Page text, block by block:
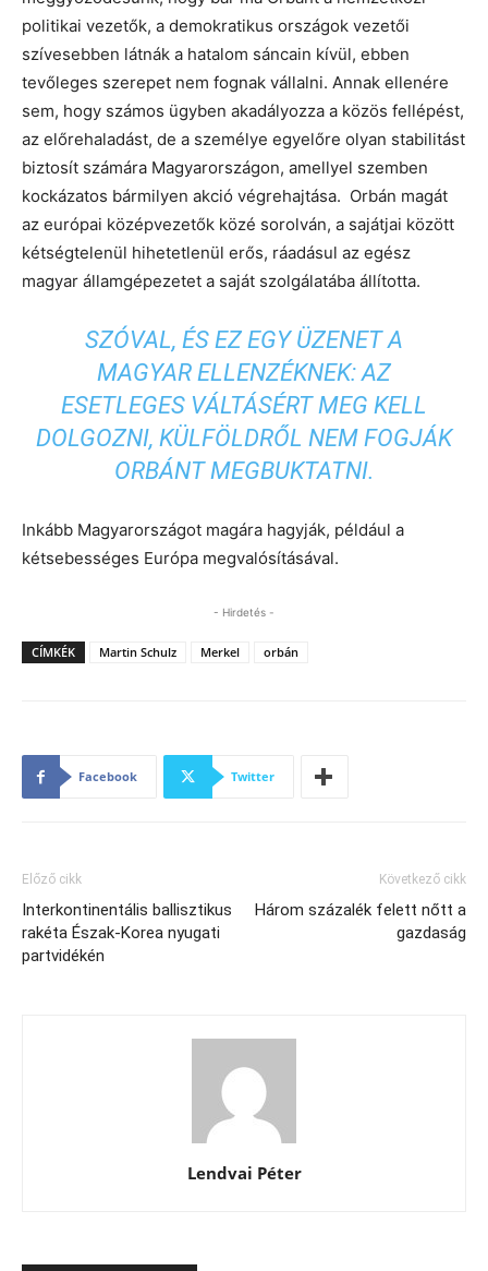
politikai vezetők, a demokratikus országok vezetői
szívesebben látnák a hatalom sáncain kívül, ebben
tevőleges szerepet nem fognak vállalni. Annak ellenére
sem, hogy számos ügyben akadályozza a közös fellépést,
az előrehaladást, de a személye egyelőre olyan stabilitást
biztosít számára Magyarországon, amellyel szemben
kockázatos bármilyen akció végrehajtása. Orbán magát
az európai középvezetők közé sorolván, a sajátjai között
kétségtelenül hihetetlenül erős, ráadásul az egész
magyar államgépezetet a saját szolgálatába állította.
SZÓVAL, ÉS EZ EGY ÜZENET A
MAGYAR ELLENZÉKNEK: AZ
ESETLEGES VÁLTÁSÉRT MEG KELL
DOLGOZNI, KÜLFÖLDRŐL NEM FOGJÁK
ORBÁNT MEGBUKTATNI.
Inkább Magyarországot magára hagyják, például a
kétsebességes Európa megvalósításával.
- Hirdetés -
CÍMKÉK Martin Schulz Merkel orbán
Facebook Twitter
Előző cikk
Interkontinentális ballisztikus
rakéta Észak-Korea nyugati
partvidékén
Következő cikk
Három százalék felett nőtt a
gazdaság
Lendvai Péter